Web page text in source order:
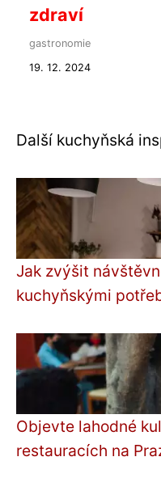
zdraví
gastronomie
19. 12. 2024
Další kuchyňská
Jak zvýšit
kuchyňskými
Objevte lahodné
restauracích na